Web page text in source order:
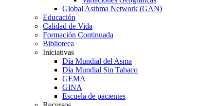
Global Asthma Network (GAN)
Educación
Calidad de Vida
Formación Continuada
Biblioteca
Iniciativas
Día Mundial del Asma
Día Mundial Sin Tabaco
GEMA
GINA
Escuela de pacientes